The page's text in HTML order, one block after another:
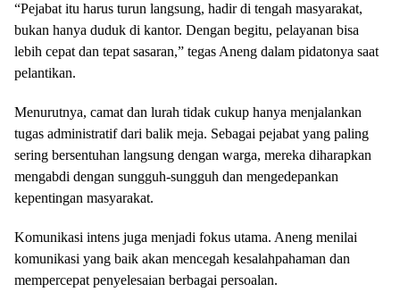
“Pejabat itu harus turun langsung, hadir di tengah masyarakat,
bukan hanya duduk di kantor. Dengan begitu, pelayanan bisa
lebih cepat dan tepat sasaran,” tegas Aneng dalam pidatonya saat
pelantikan.
Menurutnya, camat dan lurah tidak cukup hanya menjalankan
tugas administratif dari balik meja. Sebagai pejabat yang paling
sering bersentuhan langsung dengan warga, mereka diharapkan
mengabdi dengan sungguh-sungguh dan mengedepankan
kepentingan masyarakat.
Komunikasi intens juga menjadi fokus utama. Aneng menilai
komunikasi yang baik akan mencegah kesalahpahaman dan
mempercepat penyelesaian berbagai persoalan.